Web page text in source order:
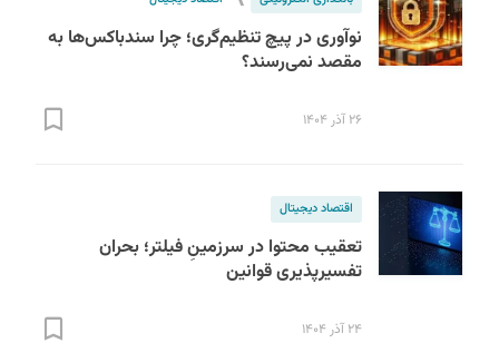
نوآوری در پیچ تنظیم‌گری؛ چرا سندباکس‌ها به
مقصد نمی‌رسند؟
۲۶ آذر ۱۴۰۴
اقتصاد دیجیتال
تعقیب محتوا در سرزمینِ فیلتر؛ بحران
تفسیرپذیری قوانین
۲۴ آذر ۱۴۰۴